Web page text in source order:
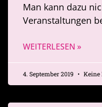
Man kann dazu
Veranstaltungen
WEITERLESEN »
4. September 2019 Keine